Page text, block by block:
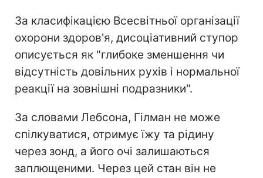
За класифікацією Всесвітньої організації
охорони здоров'я, дисоціативний ступор
описується як "глибоке зменшення чи
відсутність довільних рухів і нормальної
реакції на зовнішні подразники".
За словами Лебсона, Гілман не може
спілкуватися, отримує їжу та рідину
через зонд, а його очі залишаються
заплющеними. Через цей стан він не